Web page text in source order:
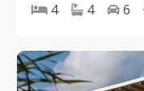
4 4 6